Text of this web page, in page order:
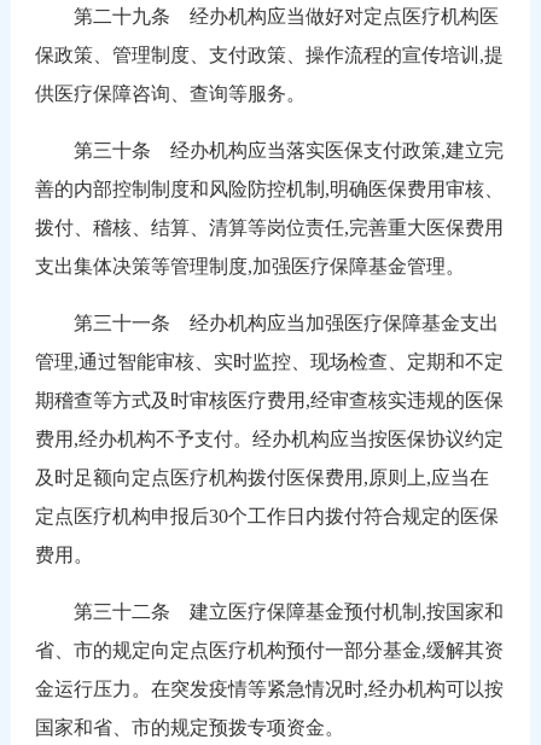
第二十九条 经办机构应当做好对定点医疗机构医
保政策、管理制度、支付政策、操作流程的宣传培训,提
供医疗保障咨询、查询等服务。
第三十条 经办机构应当落实医保支付政策,建立完
善的内部控制制度和风险防控机制,明确医保费用审核、
拨付、稽核、结算、清算等岗位责任,完善重大医保费用
支出集体决策等管理制度,加强医疗保障基金管理。
第三十一条 经办机构应当加强医疗保障基金支出
管理,通过智能审核、实时监控、现场检查、定期和不定
期稽查等方式及时审核医疗费用,经审查核实违规的医保
费用,经办机构不予支付。经办机构应当按医保协议约定
及时足额向定点医疗机构拨付医保费用,原则上,应当在
定点医疗机构申报后30个工作日内拨付符合规定的医保
费用。
第三十二条 建立医疗保障基金预付机制,按国家和
省、市的规定向定点医疗机构预付一部分基金,缓解其资
金运行压力。在突发疫情等紧急情况时,经办机构可以按
国家和省、市的规定预拨专项资金。